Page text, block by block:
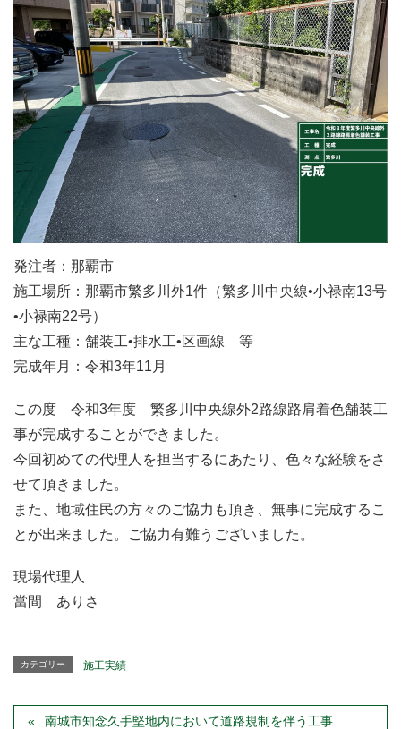
発注者：那覇市
施工場所：那覇市繁多川外1件（繁多川中央線•小禄南13号
•小禄南22号）
主な工種：舗装工•排水工•区画線 等
完成年月：令和3年11月
この度 令和3年度 繁多川中央線外2路線路肩着色舗装工
事が完成することができました。
今回初めての代理人を担当するにあたり、色々な経験をさ
せて頂きました。
また、地域住民の方々のご協力も頂き、無事に完成するこ
とが出来ました。ご協力有難うございました。
現場代理人
當間 ありさ
カテゴリー 施工実績
南城市知念久手堅地内において道路規制を伴う工事